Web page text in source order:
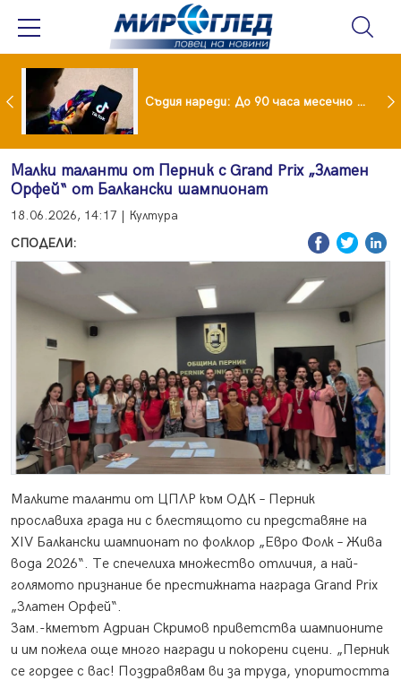
Майка уби четирите си деца с помощта на баба им, след което се самоуби Съдия нареди: До 90 часа месечно във фейсбук и инстаграм за непълнолетни
Малки таланти от Перник с Grand Prix „Златен
Орфей“ от Балкански шампионат
18.06.2026, 14:17 | Култура
СПОДЕЛИ:
Малките таланти от ЦПЛР към ОДК – Перник
прославиха града ни с блестящото си представяне на
XIV Балкански шампионат по фолклор „Евро Фолк – Жива
вода 2026“. Те спечелиха множество отличия, а най-
голямото признание бе престижната награда Grand Prix
„Златен Орфей“.
Зам.-кметът Адриан Скримов приветства шампионите
и им пожела още много награди и покорени сцени. „Перник
се гордее с вас! Поздравявам ви за труда, упоритостта